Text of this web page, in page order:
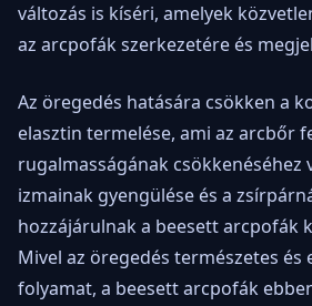
változás is kíséri, amelyek
az arcpofák szerkezetére és
Az öregedés hatására csökken a
elasztin termelése, ami az arcbőr
rugalmasságának csökkenéséhez
izmainak gyengülése és a
hozzájárulnak a beesett arcpofák
Mivel az öregedés természetes
folyamat, a beesett arcpofák